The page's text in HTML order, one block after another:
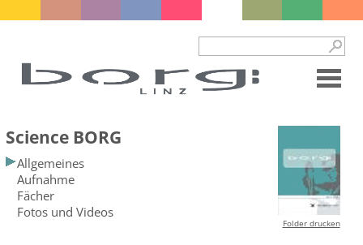
Science BORG
Allgemeines
Aufnahme
Fächer
Fotos und Videos
Folder drucken